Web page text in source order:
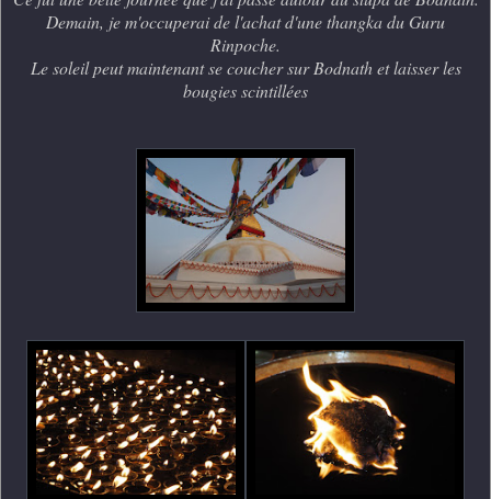
Demain, je m'occuperai de l'achat d'une thangka du Guru
Rinpoche.
Le soleil peut maintenant se coucher sur Bodnath et laisser les
bougies scintillées